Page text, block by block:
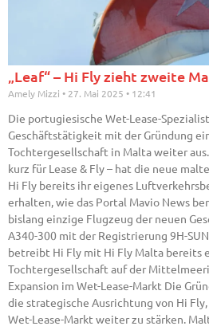
„Leaf“ – Hi Fly zieht zweite
Amely Mizzi 27. Mai 2025 12:41
Die portugiesische Wet-Lease-
Geschäftstätigkeit mit der Gründung
Tochtergesellschaft in Malta weiter
kurz für Lease & Fly – hat die neue
Hi Fly bereits ihr eigenes
erhalten, wie das Portal Mavio News
bislang einzige Flugzeug der neuen
A340-300 mit der Registrierung 9H-
betreibt Hi Fly mit Hi Fly Malta bereits
Tochtergesellschaft auf der
Expansion im Wet-Lease-Markt Die
die strategische Ausrichtung von Hi
Wet-Lease-Markt weiter zu stärken.